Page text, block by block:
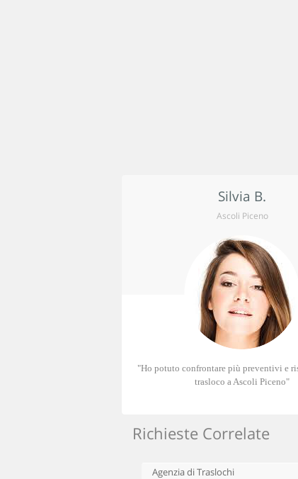
Silvia B.
Ascoli Piceno
"Ho potuto confrontare più preventivi e
trasloco a Ascoli Piceno"
Richieste Correlate
Agenzia di Traslochi